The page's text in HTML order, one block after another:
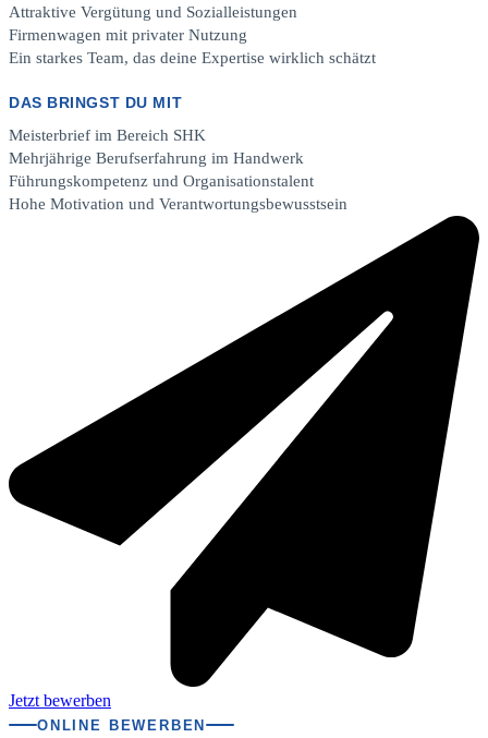
Attraktive Vergütung und Sozialleistungen
Firmenwagen mit privater Nutzung
Ein starkes Team, das deine Expertise wirklich schätzt
DAS BRINGST DU MIT
Meisterbrief im Bereich SHK
Mehrjährige Berufserfahrung im Handwerk
Führungskompetenz und Organisationstalent
Hohe Motivation und Verantwortungsbewusstsein
Jetzt bewerben
ONLINE BEWERBEN